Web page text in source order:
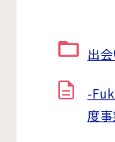
出
-
度事